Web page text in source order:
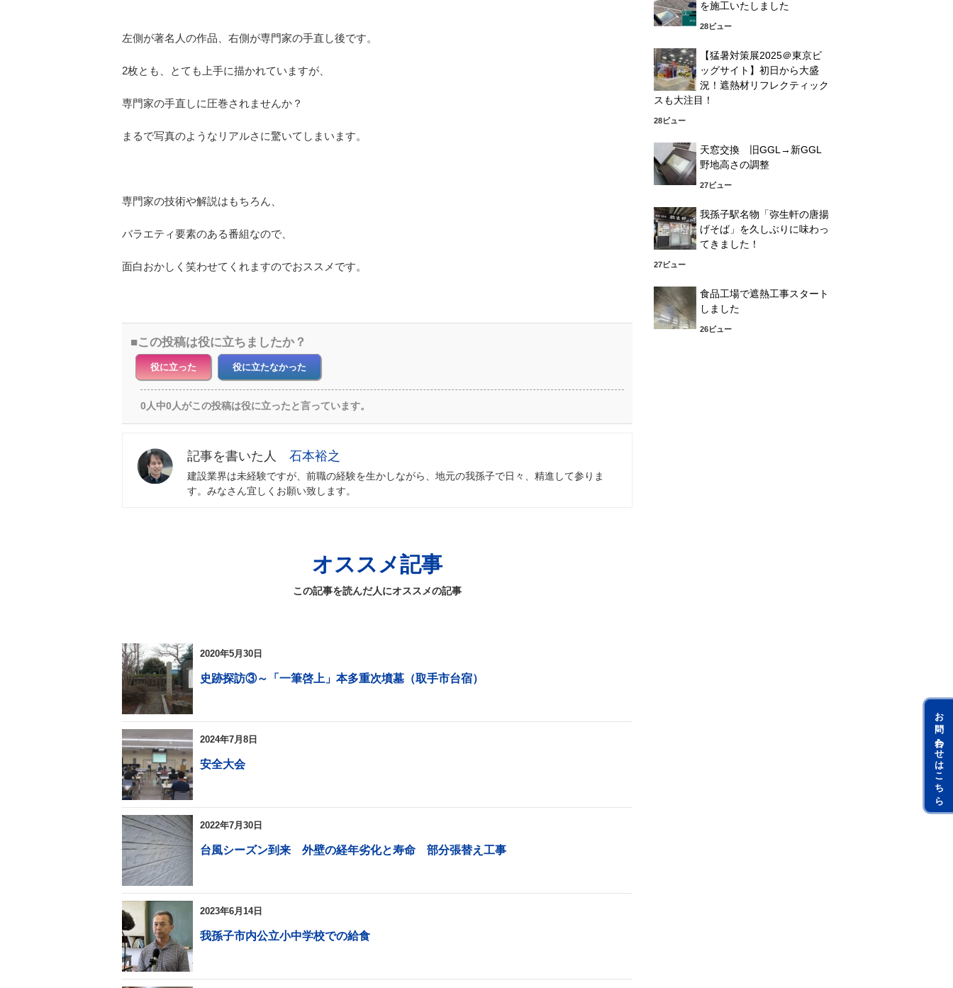
お問い合わせはこちら
左側が著名人の作品、右側が専門家の手直し後です。
2枚とも、とても上手に描かれていますが、
専門家の手直しに圧巻されませんか？
まるで写真のようなリアルさに驚いてしまいます。
専門家の技術や解説はもちろん、
バラエティ要素のある番組なので、
面白おかしく笑わせてくれますのでおススメです。
この投稿は役に立ちましたか？
役に立った 役に立たなかった
0人中0人がこの投稿は役に立ったと言っています。
石本裕之
建設業界は未経験ですが、前職の経験を生かしながら、地元の我孫子で日々、精進して参りま
す。みなさん宜しくお願い致します。
オススメ記事
この記事を読んだ人にオススメの記事
2020年5月30日
史跡探訪③～「一筆啓上」本多重次墳墓（取手市台宿）
2024年7月8日
安全大会
2022年7月30日
台風シーズン到来 外壁の経年劣化と寿命 部分張替え工事
2023年6月14日
我孫子市内公立小中学校での給食
を施工いたしました
28ビュー
【猛暑対策展2025＠東京ビ
ッグサイト】初日から大盛
況！遮熱材リフレクティック
スも大注目！
28ビュー
天窓交換 旧GGL→新GGL
野地高さの調整
27ビュー
我孫子駅名物「弥生軒の唐揚
げそば」を久しぶりに味わっ
てきました！
27ビュー
食品工場で遮熱工事スタート
しました
26ビュー